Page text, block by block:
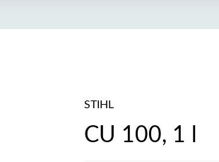
STIHL
CU 100, 1 l